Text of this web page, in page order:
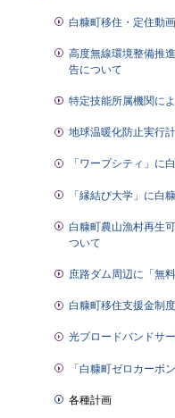
白糠町移住・定住動画
高度無線環境整備推
告について
特定技能所属機関に
地球温暖化防止実行
「ワープシティ」に
「縁結び大学」に白
白糠町農山漁村再生
ついて
庶路ダム周辺に「無
白糠町移住支援金制
光ブロードバンドサ
「白糠町ゼロカーボ
各種計画